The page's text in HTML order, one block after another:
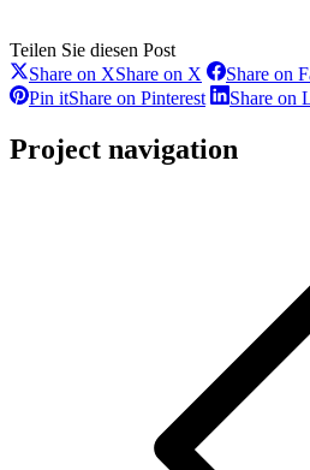
Teilen Sie diesen Post
Share on XShare on X Share on
Pin itShare on Pinterest Share on
Project navigation